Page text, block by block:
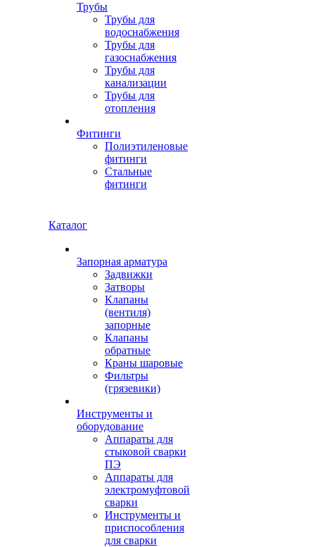
Трубы
Трубы для
водоснабжения
Трубы для
газоснабжения
Трубы для
канализации
Трубы для
отопления
Фитинги
Полиэтиленовые
фитинги
Стальные
фитинги
Каталог
Запорная арматура
Задвижки
Затворы
Клапаны
(вентиля)
запорные
Клапаны
обратные
Краны шаровые
Фильтры
(грязевики)
Инструменты и
оборудование
Аппараты для
стыковой сварки
ПЭ
Аппараты для
электромуфтовой
сварки
Инструменты и
приспособления
для сварки